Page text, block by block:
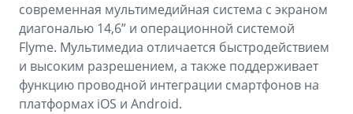
современная мультимедийная система с экраном
диагональю 14,6” и операционной системой
Flyme. Мультимедиа отличается быстродействием
и высоким разрешением, а также поддерживает
функцию проводной интеграции смартфонов на
платформах iOS и Android.